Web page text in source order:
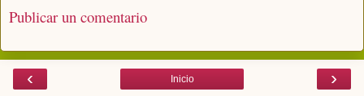
Publicar un comentario
‹ ›
Inicio